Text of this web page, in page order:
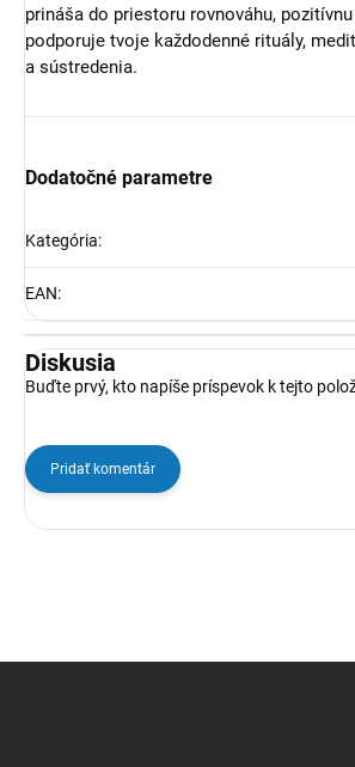
prináša do priestoru rovnováhu,
podporuje tvoje každodenné rituály,
a sústredenia.
Dodatočné parametre
Kategória:
EAN:
Diskusia
Buďte prvý, kto napíše príspevok k tejto
Pridať komentár